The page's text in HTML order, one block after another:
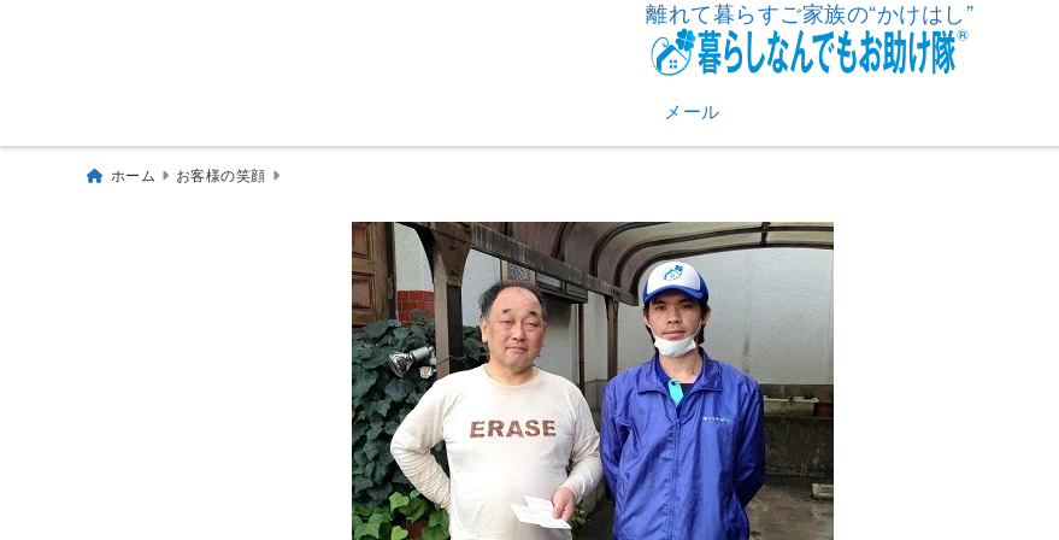
離れて暮らすご家族の“かけはし”
メール
ホーム お客様の笑顔